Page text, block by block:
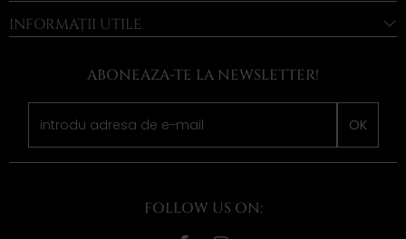
INFORMAȚII UTILE
ABONEAZA-TE LA NEWSLETTER!
OK
FOLLOW US ON: